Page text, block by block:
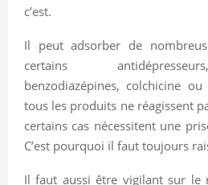
c’est.
Il peut adsorber de
certains
benzodiazépines, colchicine
tous les produits ne réagissent
certains cas nécessitent une
C’est pourquoi il faut toujours
Il faut aussi être vigilant sur le